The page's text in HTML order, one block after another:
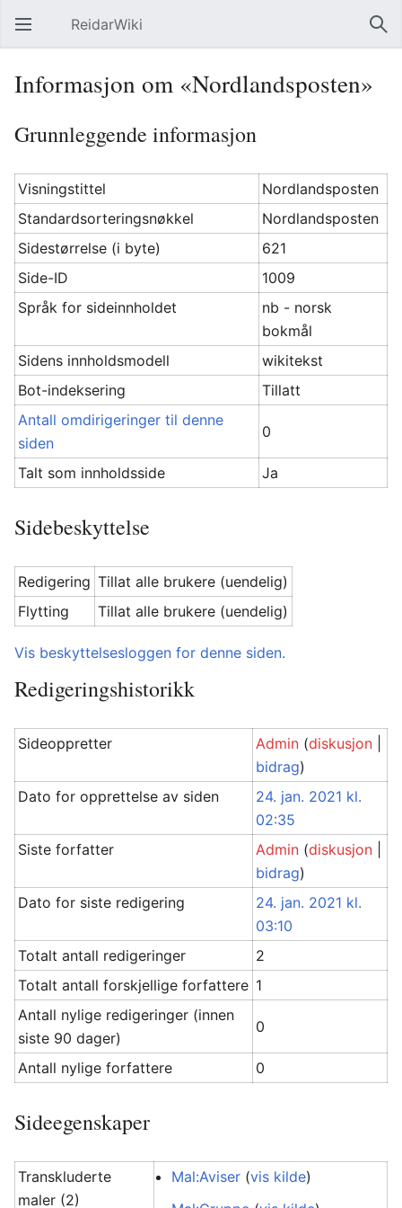
Åpne hovedmenyen ReidarWiki Søk
Informasjon om «Nordlandsposten»
Grunnleggende informasjon
Visningstittel
Nordlandsposten
Standardsorteringsnøkkel
Nordlandsposten
Sidestørrelse (i byte)
621
Side-ID
1009
Språk for sideinnholdet
nb - norsk
bokmål
Sidens innholdsmodell
wikitekst
Bot-indeksering
Tillatt
Antall omdirigeringer til denne
siden
0
Talt som innholdsside Ja
Sidebeskyttelse
Redigering Tillat alle brukere (uendelig)
Flytting
Tillat alle brukere (uendelig)
Vis beskyttelsesloggen for denne siden.
Redigeringshistorikk
Sideoppretter Admin (diskusjon
bidrag)
Dato for opprettelse av siden
24. jan. 2021 kl.
02:35
Siste forfatter
Admin (diskusjon
bidrag)
Dato for siste redigering
24. jan. 2021 kl.
03:10
Totalt antall redigeringer
2
Totalt antall forskjellige forfattere 1
Antall nylige redigeringer (innen
siste 90 dager)
0
Antall nylige forfattere 0
Sideegenskaper
Transkluderte
maler (2)
Mal:Aviser (vis kilde)